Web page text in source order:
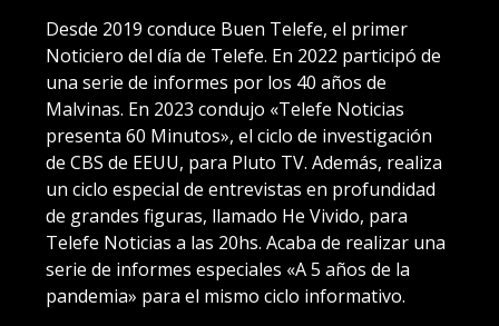
Desde 2019 conduce Buen Telefe, el primer
Noticiero del día de Telefe. En 2022 participó de
una serie de informes por los 40 años de
Malvinas. En 2023 condujo «Telefe Noticias
presenta 60 Minutos», el ciclo de investigación
de CBS de EEUU, para Pluto TV. Además, realiza
un ciclo especial de entrevistas en profundidad
de grandes figuras, llamado He Vivido, para
Telefe Noticias a las 20hs. Acaba de realizar una
serie de informes especiales «A 5 años de la
pandemia» para el mismo ciclo informativo.